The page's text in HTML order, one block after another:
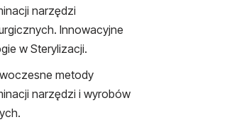
narzędzi
Innowacyjne
w Sterylizacji.
metody
narzędzi i wyrobów